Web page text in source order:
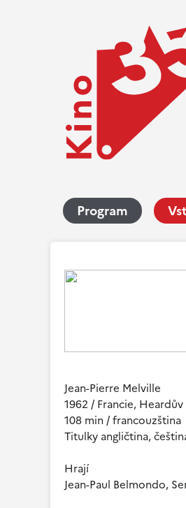
Program
Jean-Pierre Melville
1962 / Francie,
108 min / francouzština
Titulky angličtina,
Hrají
Jean-Paul Belmondo,